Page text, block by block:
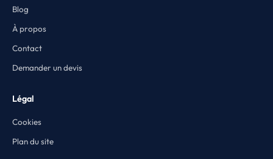
Blog
À propos
Contact
Demander un devis
Légal
Cookies
Plan du site